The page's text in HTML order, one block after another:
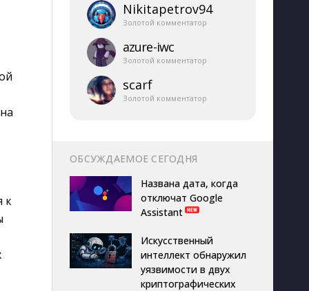
к
Nikitapetrov94
Золотой комментатор
azure-​iwc
Золотой комментатор
scarf
Золотой комментатор
ОБСУЖДАЕМОЕ СЕГОДНЯ
Названа дата, когда
отключат Google
Assistant
Искусственный
интеллект обнаружил
уязвимости в двух
криптографических